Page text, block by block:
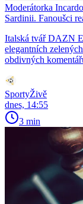
Moderátorka
Sardinii. Fanoušci
Italská tvář DAZN
elegantních
obdivných
SportyŽivě
dnes, 14:55
3 min